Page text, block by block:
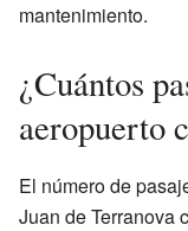
mantenimiento.
¿Cuántos
aeropuerto
El número de
Juan de Terranova